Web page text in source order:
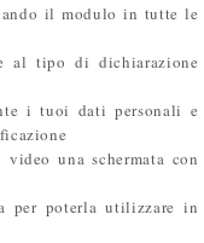
il modulo in tutte le
al tipo di dichiarazione
i tuoi dati personali e
una schermata con
per poterla utilizzare in